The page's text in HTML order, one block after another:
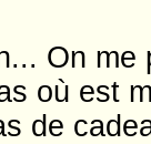
On me
où est
de